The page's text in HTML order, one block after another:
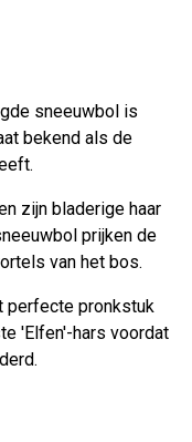
sneeuwbol is
bekend als de
zijn bladerige haar
prijken de
van het bos.
perfecte pronkstuk
'Elfen'-hars voordat